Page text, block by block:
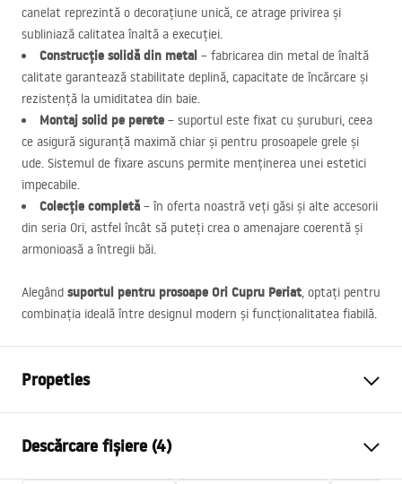
canelat reprezintă o decorațiune unică, ce atrage privirea și
subliniază calitatea înaltă a execuției.
Construcție solidă din metal – fabricarea din metal de înaltă
calitate garantează stabilitate deplină, capacitate de încărcare și
rezistență la umiditatea din baie.
Montaj solid pe perete – suportul este fixat cu șuruburi, ceea
ce asigură siguranță maximă chiar și pentru prosoapele grele și
ude. Sistemul de fixare ascuns permite menținerea unei estetici
impecabile.
Colecție completă – în oferta noastră veți găsi și alte accesorii
din seria Ori, astfel încât să puteți crea o amenajare coerentă și
armonioasă a întregii băi.
Alegând suportul pentru prosoape Ori Cupru Periat, optați pentru
combinația ideală între designul modern și funcționalitatea fiabilă.
Propeties
Material
Descărcare fișiere (4)